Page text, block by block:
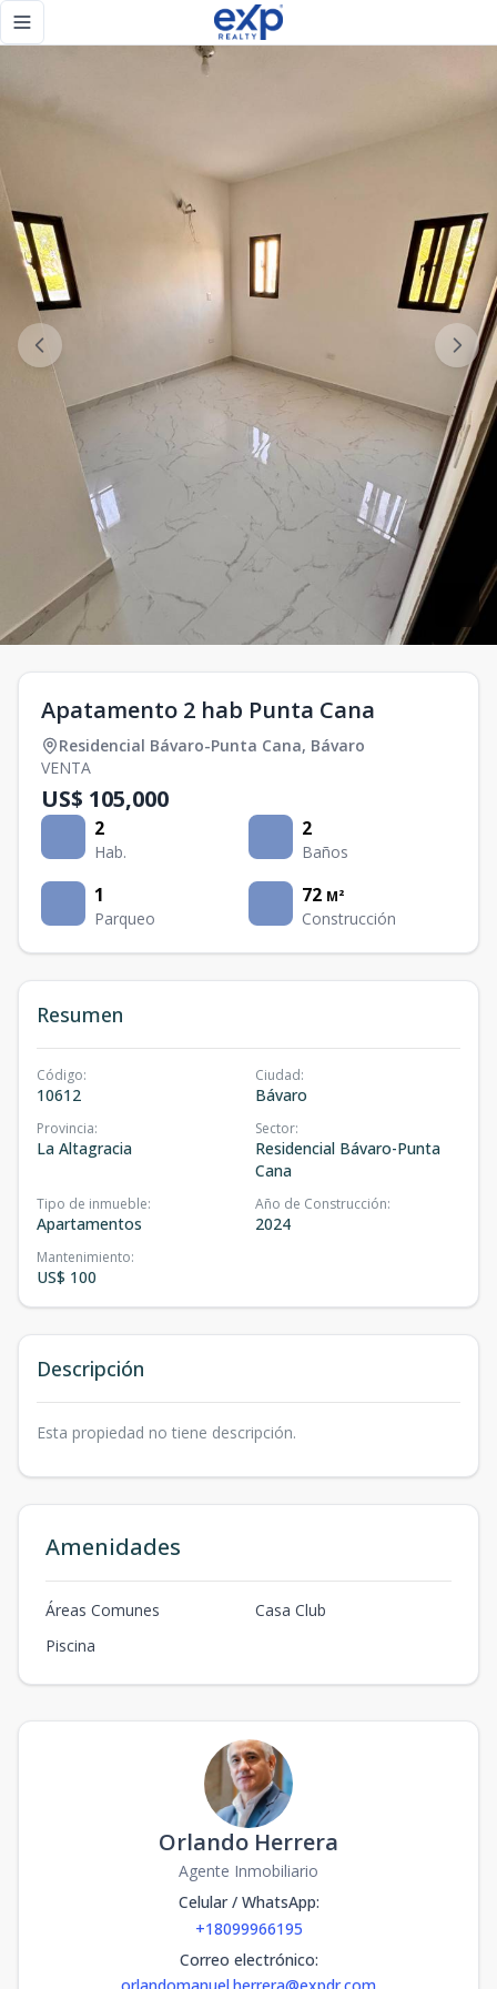
Toggle navigation menu
Apatamento 2 hab Punta Cana
Residencial Bávaro-Punta Cana, Bávaro
VENTA
US$ 105,000
2
Hab.
2
Baños
1
Parqueo
72 M²
Construcción
Resumen
Código:
10612
Ciudad:
Bávaro
Provincia:
La Altagracia
Sector:
Residencial Bávaro-Punta
Cana
Tipo de inmueble:
Apartamentos
Año de Construcción:
2024
Mantenimiento:
US$ 100
Descripción
Esta propiedad no tiene descripción.
Amenidades
Áreas Comunes
Casa Club
Piscina
Orlando Herrera
Agente Inmobiliario
Celular / WhatsApp:
+18099966195
Correo electrónico:
Apatamento 2 hab Punta Cana - eXp Realty República